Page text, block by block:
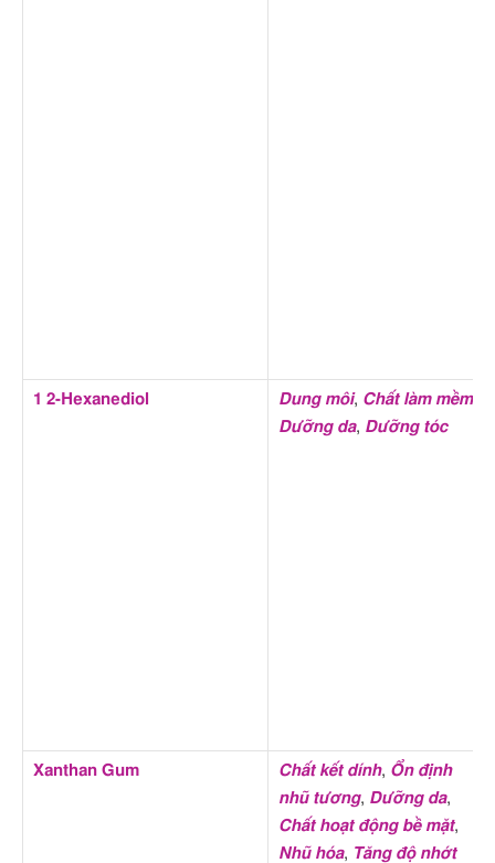
1 2-Hexanediol Dung môi, Chất làm mềm
Dưỡng da, Dưỡng tóc
Xanthan Gum Chất kết dính, Ổn định
nhũ tương, Dưỡng da,
Chất hoạt động bề mặt,
Nhũ hóa, Tăng độ nhớt